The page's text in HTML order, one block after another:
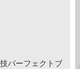
パーフェクトブ